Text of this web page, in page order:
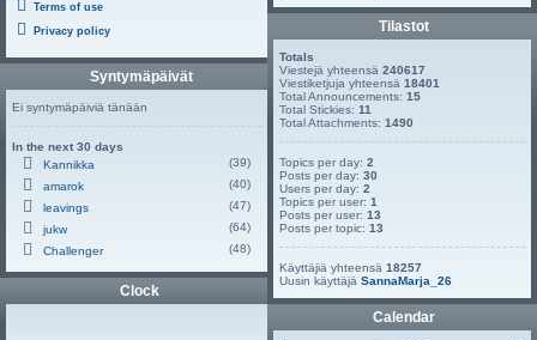
Terms of use
Privacy policy
Syntymäpäivät
Ei syntymäpäiviä tänään
In the next 30 days
Kannikka
(39)
amarok
(40)
leavings
(47)
jukw
(64)
Challenger
(48)
Clock
Tilastot
Totals
Viestejä yhteensä240617
Viestiketjuja yhteensä18401
Total Announcements:15
Total Stickies:11
Total Attachments:1490
Topics per day:2
Posts per day:30
Users per day:2
Topics per user:1
Posts per user:13
Posts per topic:13
Käyttäjiä yhteensä18257
Uusin käyttäjäSannaMarja_26
Calendar